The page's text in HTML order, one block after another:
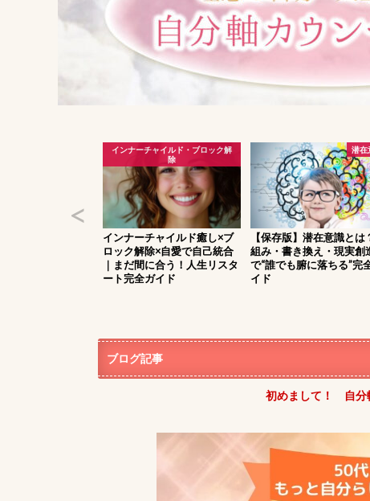
インナーチャイルド・ブロック解
除
インナーチャイルド癒し×ブ
ロック解除×自愛で自己統合
｜まだ間に合う！人生リスタ
ート完全ガイド
潜在
【保存版】潜在意識とは
組み・書き換え・現実創
で“誰でも腑に落ちる”完
イド
ブログ記事
初めまして！ 自分